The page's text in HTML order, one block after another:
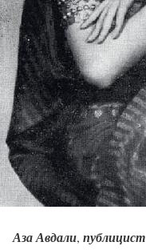
Аза Авдали, публицист